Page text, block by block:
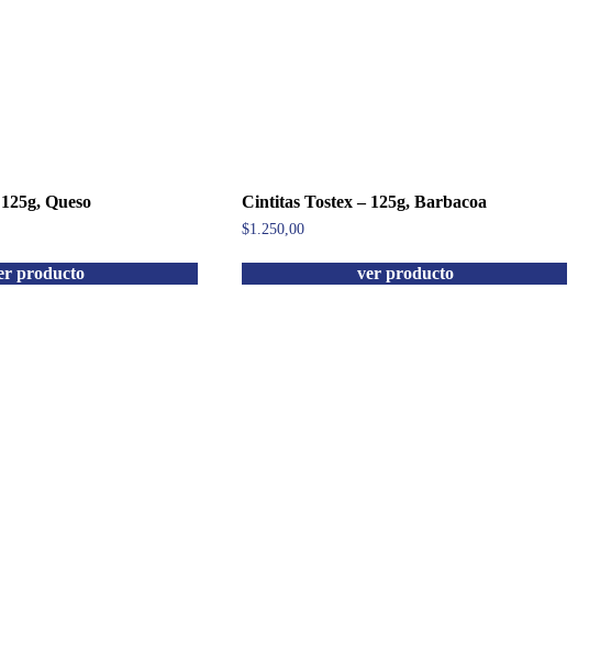
Queso
producto
Cintitas Tostex – 125g, Barbacoa
$1.250,00
ver producto